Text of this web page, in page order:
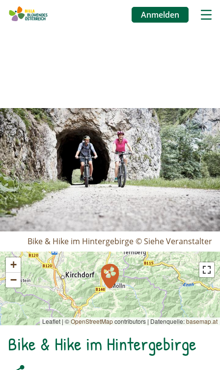
Anmelden
Bike & Hike im Hintergebirge © Siehe Veranstalter
+
−
Leaflet | ©OpenStreetMapcontributors | Datenquelle:basemap.at
Bike & Hike im Hintergebirge